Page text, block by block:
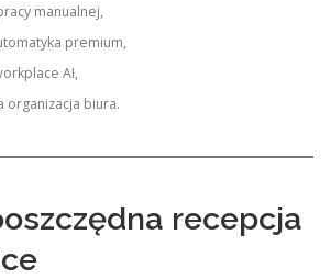
manualnej,
premium,
AI,
organizacja biura.
recepcja